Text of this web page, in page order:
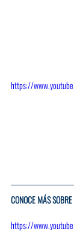
https://
CONOCE MÁS
https://